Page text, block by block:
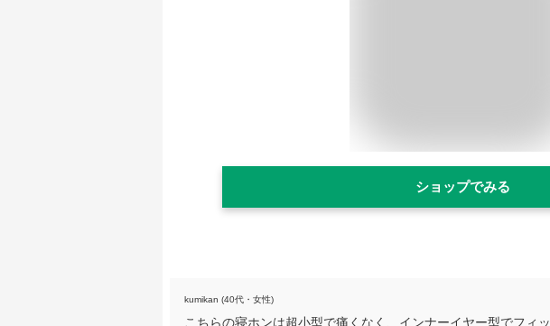
ショップでみる
kumikan (40代・女性)
こちらの寝ホンは超小型で痛くなく、インナーイヤー型でフィ